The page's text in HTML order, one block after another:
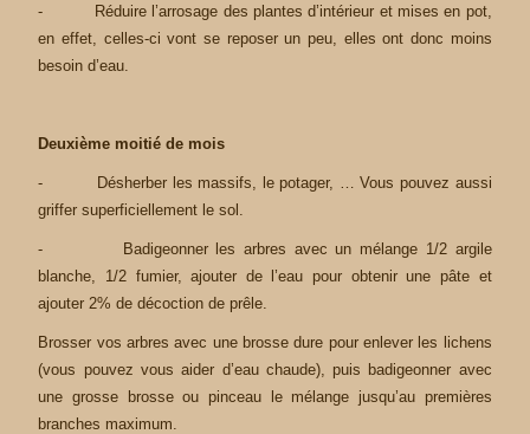
- Réduire l’arrosage des plantes d’intérieur et mises en pot,
en effet, celles-ci vont se reposer un peu, elles ont donc moins
besoin d’eau.
Deuxième moitié de mois
- Désherber les massifs, le potager, … Vous pouvez aussi
griffer superficiellement le sol.
- Badigeonner les arbres avec un mélange 1/2 argile
blanche, 1/2 fumier, ajouter de l’eau pour obtenir une pâte et
ajouter 2% de décoction de prêle.
Brosser vos arbres avec une brosse dure pour enlever les lichens
(vous pouvez vous aider d’eau chaude), puis badigeonner avec
une grosse brosse ou pinceau le mélange jusqu’au premières
branches maximum.